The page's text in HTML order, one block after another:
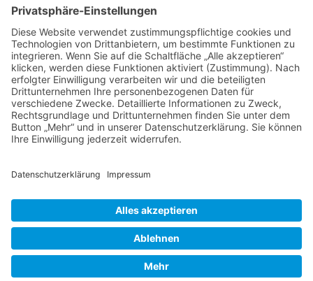
MRSA-Killerkeime in deutschen Krankenhäusern
NATURHEILKUNDE & PSYCHOTHERAPIE HEUTE
Natürliche Anti-Falten-Wunderwaffe: Hyaluron
Natürliche Apotheke – Heilpflanze Ingwer
Olivenöl - nicht nur ein Lebensmittel
Berufsbild Heilpraktiker
Therapien und Verfahren
Partner - Marktplatz